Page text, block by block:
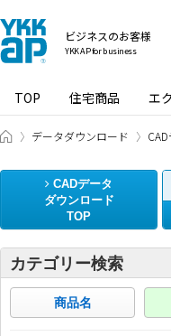
ビジネスのお客様
YKK AP for business
TOP 住宅商品 エ
ビジネスのお客様 HOME
データダウンロード
CADデータ
ダウンロード
TOP
カテゴリー検索
商品名